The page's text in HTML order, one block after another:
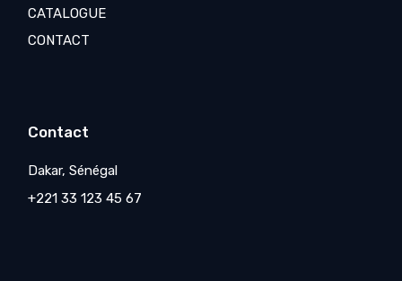
CATALOGUE
CONTACT
Contact
Dakar, Sénégal
+221 33 123 45 67